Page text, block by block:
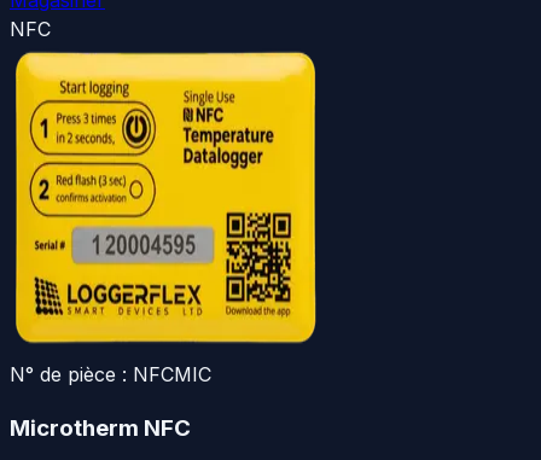
NFC
N° de pièce : NFCMIC
Microtherm NFC